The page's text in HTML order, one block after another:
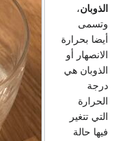
الذوبان،
وتسمى
أيضا بحرارة
الانصهار أو
الذوبان هي
درجة
الحرارة
التي تتغير
فيها حالة